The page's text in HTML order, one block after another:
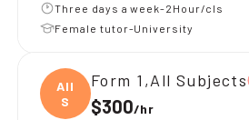
Three days a week-2Hour/cls
Female tutor-University
All
S
Form 1,All Subjects
$300/hr